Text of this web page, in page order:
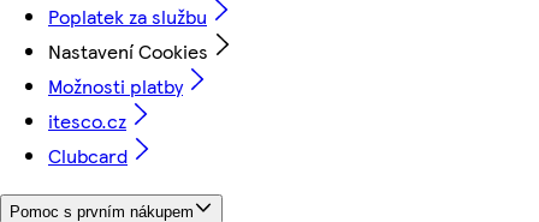
Poplatek za službu
Nastavení Cookies
Možnosti platby
itesco.cz
Clubcard
Pomoc s prvním nákupem